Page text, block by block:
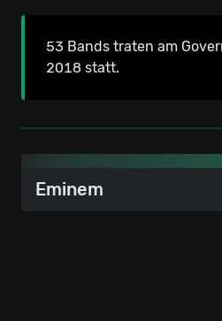
53 Bands traten am
2018 statt.
Eminem